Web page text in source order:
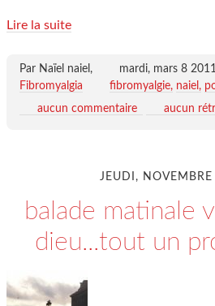
Lire la suite
Par Naïel naiel, mardi, mars 8
Fibromyalgia
fibromyalgie naiel
aucun commentaire
aucun
JEUDI,
balade matinale
dieu...tout un